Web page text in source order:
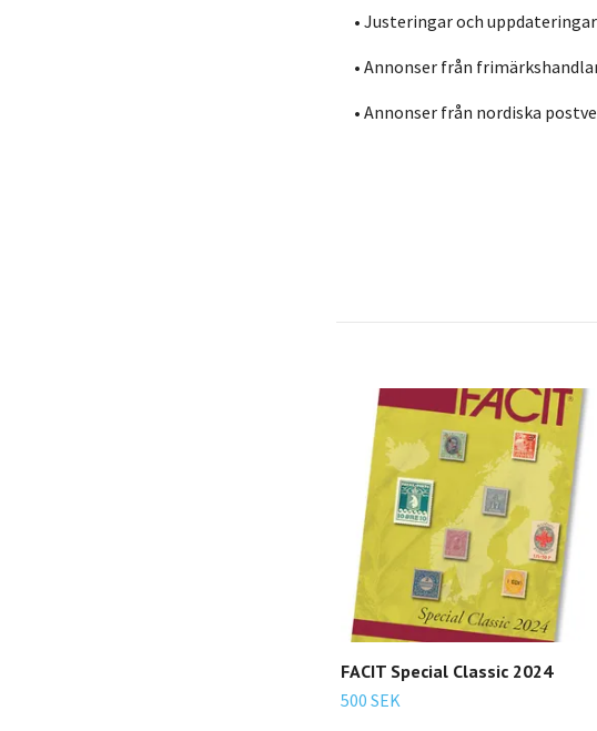
• Justeringar och
• Annonser från
• Annonser från nordiska
FACIT Special Classic 2024
500 SEK